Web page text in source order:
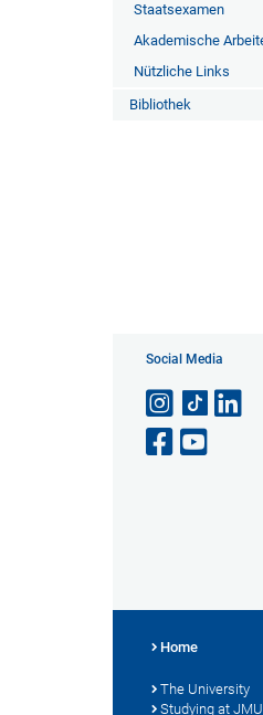
Staatsexamen
Akademische
Nützliche Links
Bibliothek
Social Media
Home
The University
Studying at JMU